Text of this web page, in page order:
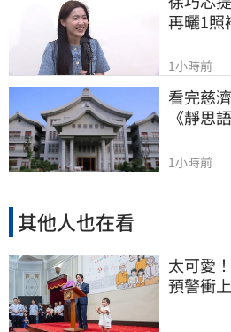
再曬1照
1小時前
看完慈
《靜思
1小時前
其他人也在看
太可愛
預警衝